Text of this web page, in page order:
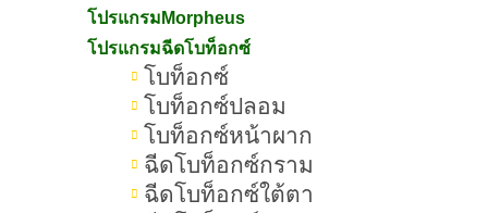
โปรแกรมMorpheus
โปรแกรมฉีดโบท็อกซ์
โบท็อกซ์
โบท็อกซ์ปลอม
โบท็อกซ์หน้าผาก
ฉีดโบท็อกซ์กราม
ฉีดโบท็อกซ์ใต้ตา
ปัจจุบันจึงมีหลากหลายวิธีในการดูแล
ผิวหน้ากระจ่างใสให้เห็นผล ทั้งการ
บำรุงผิวหน้ากระจ่างใสด้วยวิธี
ธรรมชาติ และการใช้เทคโนโลยีความ
งามทางการแพทย์ เพื่อช่วยฟื้นฟูสภาพ